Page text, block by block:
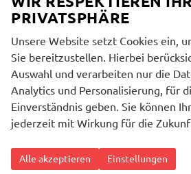
(9WJ) Wired & Wireless App-
SICHERHEIT:
(2I0) Adaptive
kontinuierlicher Bedienung
(4G3) Mit
Abbiegeassistent
(8N6) Scheibenwischer-
(4L6) Sicherheitsinnenspiegel
abblendbar
PRIVATSPHÄRE
Unsere Website setzt Cookies ein,
Sie bereitzustellen. Hierbei
Auswahl und verarbeiten nur die
Analytics und Personalisierung, für
Einverständnis geben. Sie können
jederzeit mit Wirkung für die
Alle akzeptieren Einstellungen